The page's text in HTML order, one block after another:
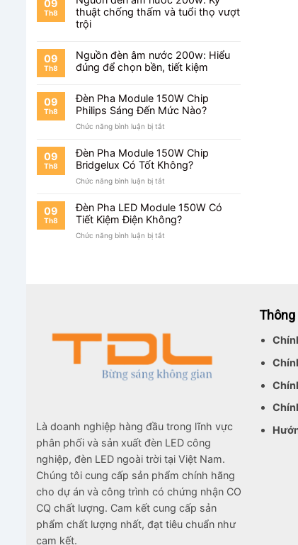
09
Th8
thuật chống thấm và tuổi thọ vượt
trội
09
Th8
Nguồn đèn âm nước 200w: Hiểu
đúng để chọn bền, tiết kiệm
09
Th8
Đèn Pha Module 150W Chip
Philips Sáng Đến Mức Nào?
Chức năng bình luận bị tắt
Pha
Module
150W
Sáng
Đến
Mức
09
Th8
Đèn Pha Module 150W Chip
Bridgelux Có Tốt Không?
Chức năng bình luận bị tắt
Pha
Module
150W
09
Th8
Đèn Pha LED Module 150W Có
Tiết Kiệm Điện Không?
Chức năng bình luận bị tắt
Điện
Là doanh nghiệp hàng đầu trong lĩnh vực
phân phối và sản xuất đèn LED công
nghiệp, đèn LED ngoài trời tại Việt Nam.
Chúng tôi cung cấp sản phẩm chính hãng
cho dự án và công trình có chứng nhận CO
CQ chất lượng. Cam kết cung cấp sản
phẩm chất lượng nhất, đạt tiêu chuẩn như
cam kết.